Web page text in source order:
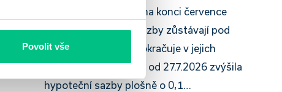
Povolit vše
Český hypoteční trh na konci července
2026 potvrzuje, že sazby zůstávají pod
tlakem a část bank pokračuje v jejich
růstu. UniCredit Bank od 27.7.2026 zvýšila
hypoteční sazby plošně o 0,1…